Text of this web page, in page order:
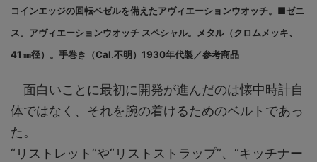
コインエッジの回転ベゼルを備えたアヴィエーションウオッチ。■ゼニ
ス。アヴィエーションウオッチ スペシャル。メタル（クロムメッキ、
41㎜径）。手巻き（Cal.不明）1930年代製／参考商品
面白いことに最初に開発が進んだのは懐中時計自
体ではなく、それを腕の着けるためのベルトであっ
た。
“リストレット”や“リストストラップ”、“キッチナー